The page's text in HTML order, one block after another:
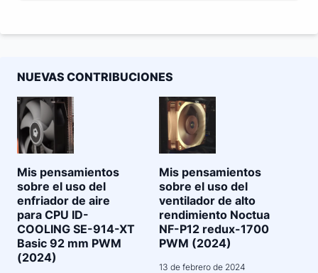
NUEVAS CONTRIBUCIONES
Mis pensamientos
sobre el uso del
enfriador de aire
para CPU ID-
COOLING SE-914-XT
Basic 92 mm PWM
(2024)
Mis pensamientos
sobre el uso del
ventilador de alto
rendimiento Noctua
NF-P12 redux-1700
PWM (2024)
13 de febrero de 2024